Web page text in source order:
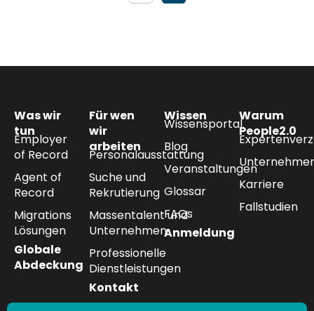
Was wir
tun
Employer
of Record
Agent of
Record
Migrations
Lösungen
Globale
Abdeckung
Für wen
wir
arbeiten
Personalausstattung
Suche und
Rekrutierung
Massentalent und
Unternehmen
Professionelle
Dienstleistungen
Kontakt
Wissen
Wissensportal
Blog
Veranstaltungen
Glossar
FAQs
Anmeldung
Warum
People2.0
Karriere
Fallstudien